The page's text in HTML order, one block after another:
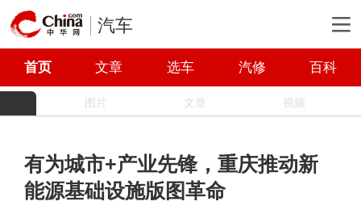
汽车
首页 文章 选车 汽修 百科
图片 文章 视频
有为城市+产业先锋，重庆推动新
能源基础设施版图革命